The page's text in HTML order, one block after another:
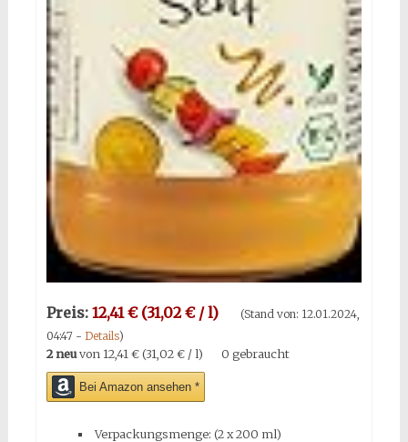
Preis: 12,41 € (31,02 € / l)
(Stand von: 12.01.2024,
04:47 - Details)
2 neuvon 12,41 € (31,02 € / l) 0 gebraucht
Bei Amazon ansehen *
Verpackungsmenge: (2 x 200 ml)